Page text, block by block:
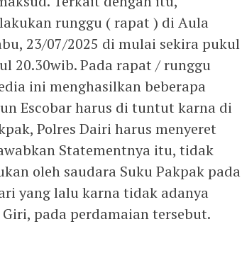
runggu ( rapat ) di Aula
23/07/2025 di mulai sekira pukul
20.30wib. Pada rapat / runggu
ini menghasilkan beberapa
Escobar harus di tuntut karna di
Polres Dairi harus menyeret
Statementnya itu, tidak
oleh saudara Suku Pakpak pada
yang lalu karna tidak adanya
pada perdamaian tersebut.